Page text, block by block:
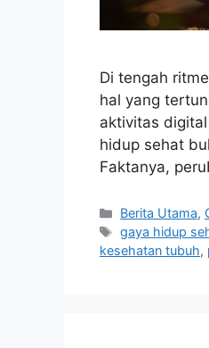
Di tengah
hal yang
aktivitas
hidup sehat
Faktanya,
Categories
Berita Utama,
Tags
gaya hidup
kesehatan tubuh,